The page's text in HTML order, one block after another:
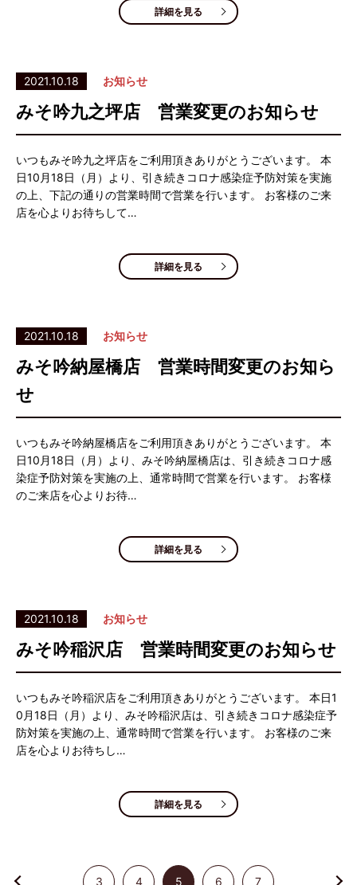
詳細を見る
2021.10.18 お知らせ
みそ吟九之坪店 営業変更のお知らせ
いつもみそ吟九之坪店をご利用頂きありがとうございます。 本
日10月18日（月）より、引き続きコロナ感染症予防対策を実施
の上、下記の通りの営業時間で営業を行います。 お客様のご来
店を心よりお待ちして…
詳細を見る
2021.10.18 お知らせ
みそ吟納屋橋店 営業時間変更のお知ら
せ
いつもみそ吟納屋橋店をご利用頂きありがとうございます。 本
日10月18日（月）より、みそ吟納屋橋店は、引き続きコロナ感
染症予防対策を実施の上、通常時間で営業を行います。 お客様
のご来店を心よりお待…
詳細を見る
2021.10.18 お知らせ
みそ吟稲沢店 営業時間変更のお知らせ
いつもみそ吟稲沢店をご利用頂きありがとうございます。 本日1
0月18日（月）より、みそ吟稲沢店は、引き続きコロナ感染症予
防対策を実施の上、通常時間で営業を行います。 お客様のご来
店を心よりお待ちし…
詳細を見る
3 4 5 6 7